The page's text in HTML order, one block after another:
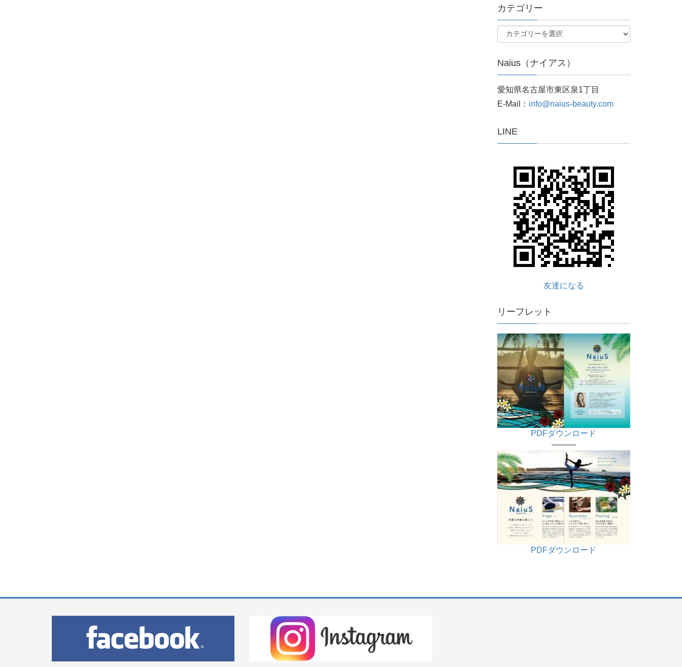
カテゴリー
Naius（ナイアス）
愛知県名古屋市東区泉1丁目
E-Mail： info@naius-beauty.com
LINE
友達になる
リーフレット
PDFダウンロード
———
PDFダウンロード